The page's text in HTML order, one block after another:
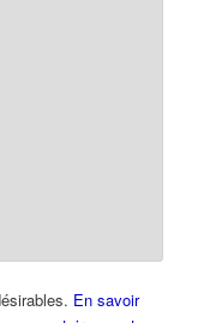
En savoir